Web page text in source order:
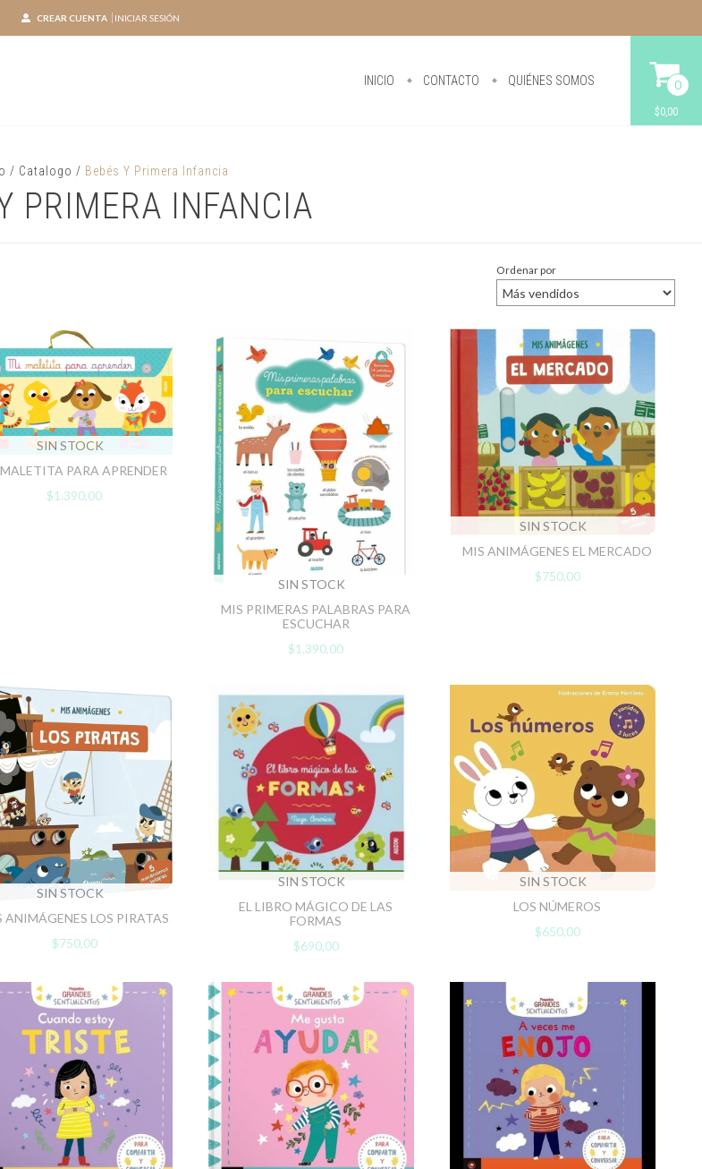
CREAR CUENTA INICIAR SESIÓN
INICIO CONTACTO QUIÉNES SOMOS 0
$0,00
/ Catalogo / Bebés Y Primera Infancia
PRIMERA INFANCIA
Ordenar por
SIN STOCK
PARA APRENDER
$1.390,00
SIN STOCK
MIS PRIMERAS PALABRAS PARA
ESCUCHAR
$1.390,00
SIN STOCK
MIS ANIMÁGENES EL MERCADO
$750,00
SIN STOCK
ANIMÁGENES LOS PIRATAS
$750,00
SIN STOCK
EL LIBRO MÁGICO DE LAS
FORMAS
$690,00
SIN STOCK
LOS NÚMEROS
$650,00